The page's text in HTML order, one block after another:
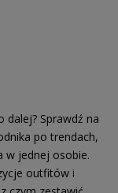
dalej? Sprawdź na
po trendach,
w jednej osobie.
outfitów i